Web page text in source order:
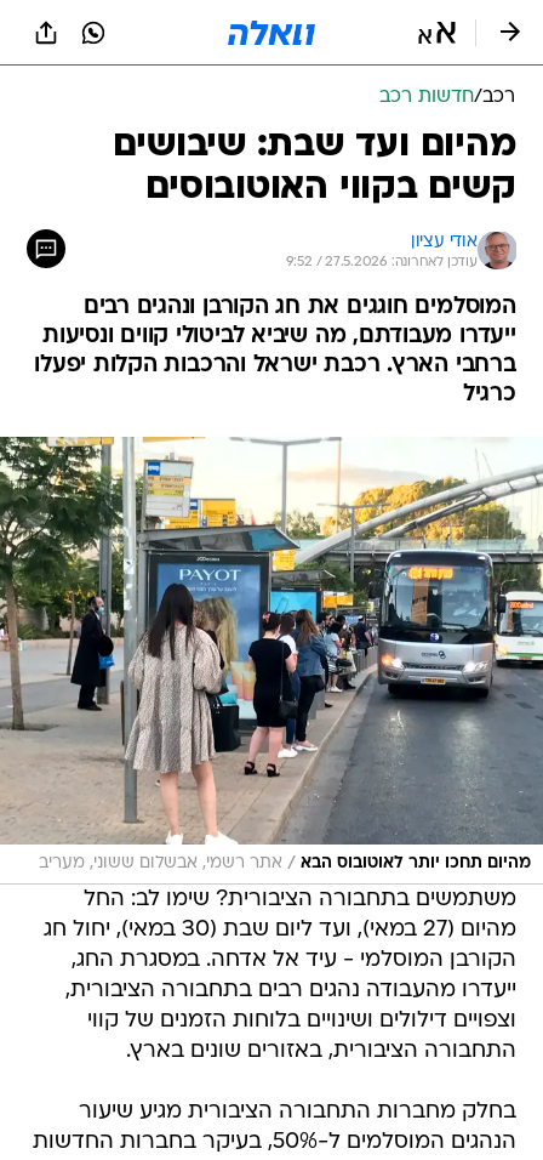
רכב/חדשות רכב
מהיום ועד שבת: שיבושים
קשים בקווי האוטובוסים
אודי עציון
עודכן לאחרונה: 27.5.2026 / 9:52
המוסלמים חוגגים את חג הקורבן ונהגים רבים
ייעדרו מעבודתם, מה שיביא לביטולי קווים ונסיעות
ברחבי הארץ. רכבת ישראל והרכבות הקלות יפעלו
כרגיל
מהיום תחכו יותר לאוטובוס הבא / אתר רשמי, אבשלום ששוני, מעריב
משתמשים בתחבורה הציבורית? שימו לב: החל
מהיום (27 במאי), ועד ליום שבת (30 במאי), יחול חג
הקורבן המוסלמי - עיד אל אדחה. במסגרת החג,
ייעדרו מהעבודה נהגים רבים בתחבורה הציבורית,
וצפויים דילולים ושינויים בלוחות הזמנים של קווי
התחבורה הציבורית, באזורים שונים בארץ.
בחלק מחברות התחבורה הציבורית מגיע שיעור
הנהגים המוסלמים ל-50%, בעיקר בחברות החדשות